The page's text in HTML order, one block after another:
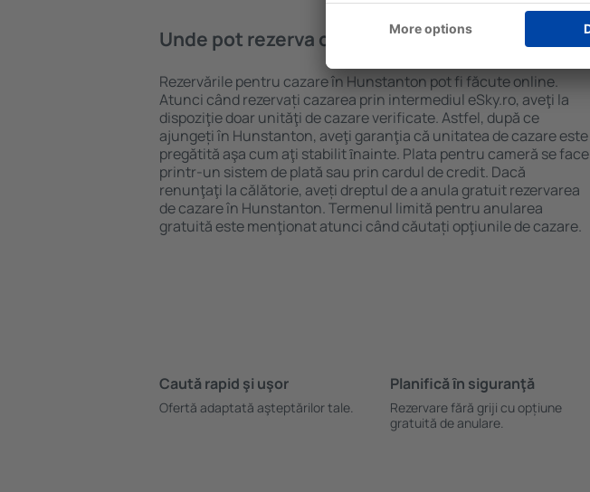
Unde pot rezerva cazare în Hunstanton?
Rezervările pentru cazare în Hunstanton pot fi făcute online.
Atunci când rezervați cazarea prin intermediul eSky.ro, aveţi la
dispoziţie doar unităţi de cazare verificate. Astfel, după ce
ajungeți în Hunstanton, aveţi garanţia că unitatea de cazare este
pregătită aşa cum aţi stabilit ȋnainte. Plata pentru cameră se face
printr-un sistem de plată sau prin cardul de credit. Dacă
renunţaţi la călătorie, aveți dreptul de a anula gratuit rezervarea
de cazare în Hunstanton. Termenul limită pentru anularea
gratuită este menţionat atunci când căutați opţiunile de cazare.
Caută rapid şi uşor
Ofertă adaptată aşteptărilor tale.
Planifică ȋn siguranţă
Rezervare fără griji cu opțiune
gratuită de anulare.